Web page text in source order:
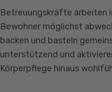
Betreuungskräfte arbeiten
Bewohner möglichst
backen und basteln
unterstützend und
Körperpflege hinaus